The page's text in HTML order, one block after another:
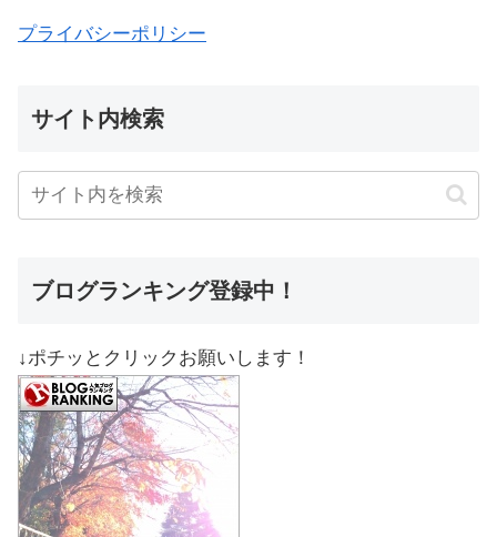
プライバシーポリシー
サイト内検索
ブログランキング登録中！
↓ポチッとクリックお願いします！